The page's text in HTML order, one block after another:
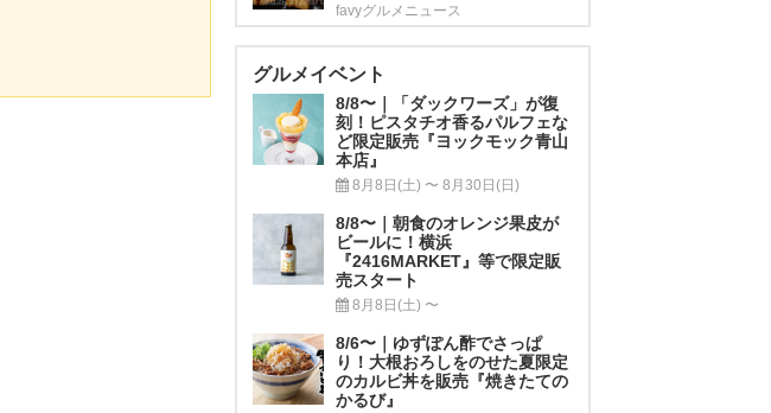
favyグルメニュース
グルメイベント
8/8〜｜「ダックワーズ」が復
刻！ピスタチオ香るパルフェな
ど限定販売『ヨックモック青山
本店』
8月8日(土) 〜 8月30日(日)
8/8〜｜朝食のオレンジ果皮が
ビールに！横浜
『2416MARKET』等で限定販
売スタート
8月8日(土) 〜
8/6〜｜ゆずぽん酢でさっぱ
り！大根おろしをのせた夏限定
のカルビ丼を販売『焼きたての
かるび』